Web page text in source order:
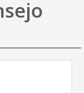
Mapa web
Ayuda